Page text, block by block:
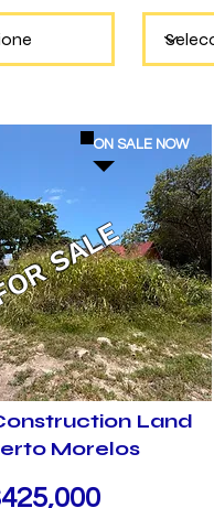
ON SALE NOW
SALE
Land
Morelos